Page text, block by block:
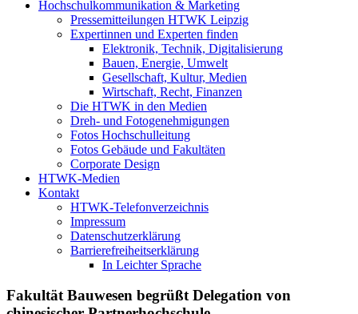
Hochschulkommunikation & Marketing
Pressemitteilungen HTWK Leipzig
Expertinnen und Experten finden
Elektronik, Technik, Digitalisierung
Bauen, Energie, Umwelt
Gesellschaft, Kultur, Medien
Wirtschaft, Recht, Finanzen
Die HTWK in den Medien
Dreh- und Fotogenehmigungen
Fotos Hochschulleitung
Fotos Gebäude und Fakultäten
Corporate Design
HTWK-Medien
Kontakt
HTWK-Telefonverzeichnis
Impressum
Datenschutzerklärung
Barrierefreiheitserklärung
In Leichter Sprache
Fakultät Bauwesen begrüßt Delegation von